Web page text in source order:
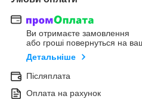
Ви отримаєте замовлення
або гроші повернуться на
Детальніше
Післяплата
Оплата на рахунок